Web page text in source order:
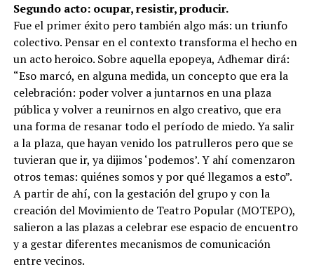
Segundo acto: ocupar, resistir, producir.
Fue el primer éxito pero también algo más: un triunfo
colectivo. Pensar en el contexto transforma el hecho en
un acto heroico. Sobre aquella epopeya, Adhemar dirá:
“Eso marcó, en alguna medida, un concepto que era la
celebración: poder volver a juntarnos en una plaza
pública y volver a reunirnos en algo creativo, que era
una forma de resanar todo el período de miedo. Ya salir
a la plaza, que hayan venido los patrulleros pero que se
tuvieran que ir, ya dijimos ‘podemos’. Y ahí comenzaron
otros temas: quiénes somos y por qué llegamos a esto”.
A partir de ahí, con la gestación del grupo y con la
creación del Movimiento de Teatro Popular (MOTEPO),
salieron a las plazas a celebrar ese espacio de encuentro
y a gestar diferentes mecanismos de comunicación
entre vecinos.